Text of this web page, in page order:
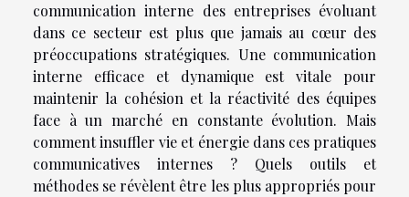
communication interne des entreprises évoluant
dans ce secteur est plus que jamais au cœur des
préoccupations stratégiques. Une communication
interne efficace et dynamique est vitale pour
maintenir la cohésion et la réactivité des équipes
face à un marché en constante évolution. Mais
comment insuffler vie et énergie dans ces pratiques
communicatives internes ? Quels outils et
méthodes se révèlent être les plus appropriés pour